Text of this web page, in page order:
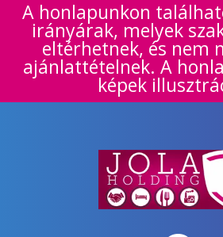
A honlapunkon
irányárak, melyek
eltérhetnek, és nem
ajánlattételnek. A
képek